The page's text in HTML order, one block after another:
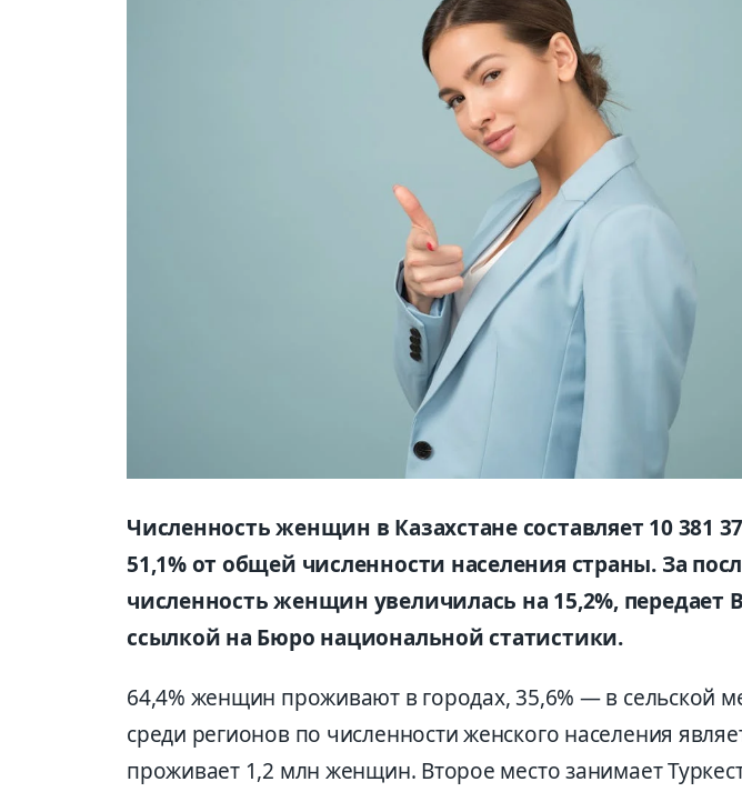
Численность женщин в Казахстане составляет 10 381
51,1% от общей численности населения страны. За
численность женщин увеличилась на 15,2%, передает
ссылкой на Бюро национальной статистики.
64,4% женщин проживают в городах, 35,6% — в сельской
среди регионов по численности женского населения
проживает 1,2 млн женщин. Второе место занимает